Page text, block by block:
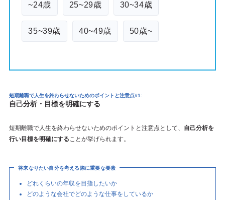
~24歳 25~29歳 30~34歳
35~39歳 40~49歳 50歳~
短期離職で人生を終わらせないためのポイント と注意点#1:
自己分析・目標を明確にする
短期離職で人生を終わらせないためのポイントと注意点として、 自己分析を
行い目標を明確にすることが挙げられます。
将来なりたい自分を考える際に重要な要素
どれくらいの年収を目指したいか
どのような会社でどのような仕事をしているか